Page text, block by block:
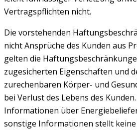
Vertragspflichten nicht.
Die vorstehenden
nicht Ansprüche des Kunden aus
gelten die
zugesicherten Eigenschaften und
zurechenbaren Körper- und
bei Verlust des Lebens des Kunden.
Informationen über
sonstige Informationen stellt